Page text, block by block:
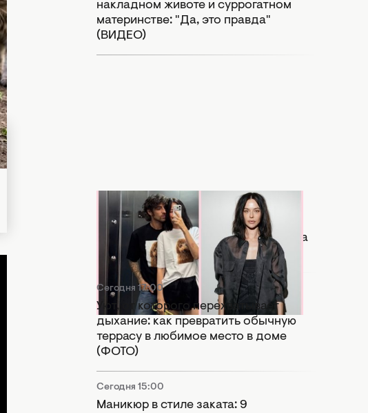
накладном животе и суррогатном
материнстве: "Да, это правда"
(ВИДЕО)
Сегодня 17:56
Копия бывшей: в Сети активно
сравнивают новую девушку Дантеса
с Дорофеевой (ФОТО)
Сегодня 17:00
Уют, от которого перехватывает
дыхание: как превратить обычную
террасу в любимое место в доме
(ФОТО)
Сегодня 15:00
Маникюр в стиле заката: 9